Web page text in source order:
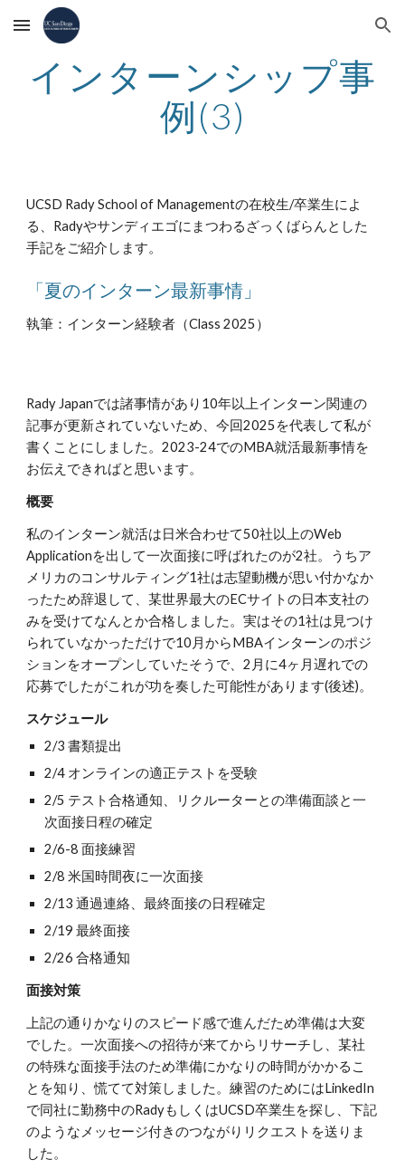
Skip to main content Skip to navigation
インターンシップ事
例(3)
UCSD Rady School of Managementの在校生/卒業生によ
る、Radyやサンディエゴにまつわるざっくばらんとした
手記をご紹介します。
「夏のインターン最新事情 」
執筆 ：インターン経験者（Class 2025）
Rady Japanでは諸事情があり10年以上インターン関連の
記事が更新されていないため、今回2025を代表して私が
書くことにしました。2023-24でのMBA就活最新事情を
お伝えできればと思います。
概要
私のインターン就活は日米合わせて50社以上のWeb
Applicationを出して一次面接に呼ばれたのが2社。うちア
メリカのコンサルティング1社は志望動機が思い付かなか
ったため辞退して、某世界最大のECサイトの日本支社の
みを受けてなんとか合格しました。実はその1社は見つけ
られていなかっただけで10月からMBAインターンのポジ
ションをオープンしていたそうで、2月に4ヶ月遅れでの
応募でしたがこれが功を奏した可能性があります(後述)。
スケジュール
2/3 書類提出
2/4 オンラインの適正テストを受験
2/5 テスト合格通知、リクルーターとの準備面談と一
次面接日程の確定
2/6-8 面接練習
2/8 米国時間夜に一次面接
2/13 通過連絡、最終面接の日程確定
2/19 最終面接
2/26 合格通知
面接対策
上記の通りかなりのスピード感で進んだため準備は大変
でした。一次面接への招待が来てからリサーチし、某社
の特殊な面接手法のため準備にかなりの時間がかかるこ
とを知り、慌てて対策しました。練習のためにはLinkedIn
で同社に勤務中のRadyもしくはUCSD卒業生を探し、下記
のような メッセージ付きのつながりリクエストを送りま
した。